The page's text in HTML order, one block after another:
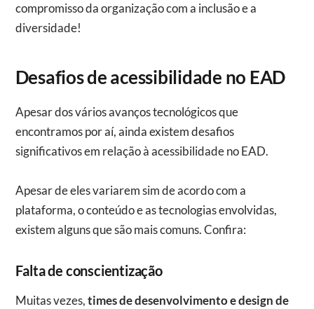
compromisso da organização com a inclusão e a
diversidade!
Desafios de acessibilidade no EAD
Apesar dos vários avanços tecnológicos que
encontramos por aí, ainda existem desafios
significativos em relação à acessibilidade no EAD.
Apesar de eles variarem sim de acordo com a
plataforma, o conteúdo e as tecnologias envolvidas,
existem alguns que são mais comuns. Confira:
Falta de conscientização
Muitas vezes,times de desenvolvimento e design de